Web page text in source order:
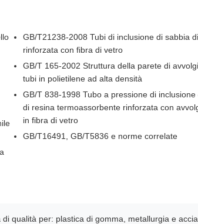
GB/T21238-2008 Tubi di inclusione di sabbia
rinforzata con fibra di vetro
GB/T 165-2002 Struttura della parete di
tubi in polietilene ad alta densità
GB/T 838-1998 Tubo a pressione di inclusione
di resina termoassorbente rinforzata con
in fibra di vetro
GB/T16491, GB/T5836 e norme correlate
qualità per: plastica di gomma, metallurgia e